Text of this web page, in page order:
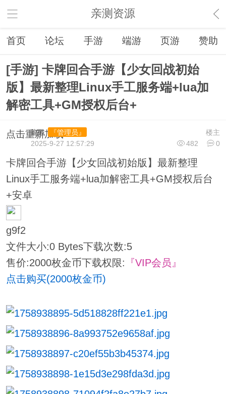
亲测资源
首页 论坛 手游 端游 页游 赞助
[手游] 卡牌回合手游【少女回战初始
版】最新整理Linux手工服务端+lua加
解密工具+GM授权后台+
点击重新加载 楼主
龍戰
『管理员』
482
0
2025-9-27 12:57:29
卡牌回合手游【少女回战初始版】最新整理
Linux手工服务端+lua加解密工具+GM授权后台
+安卓
g9f2
文件大小:0 Bytes下载次数:5
售价:2000枚金币下载权限: 『VIP会员』
点击购买(2000枚金币)